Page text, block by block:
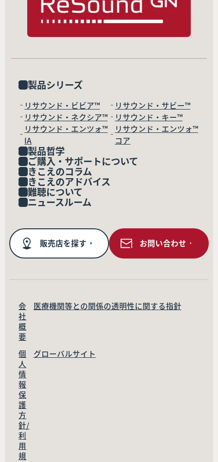
製品シリーズ
リサウンド・ビビア™
リサウンド・サビー™
リサウンド・ネクシア™
リサウンド・キー™
リサウンド・エンツォ™
IA
リサウンド・エンツォ™
コア
製品哲学
ご購入・サポートについて
きこえのコラム
きこえのアドバイス
難聴について
ニュースルーム
販売店を探す お問い合わせ
会
社
概
要
医療機関等との関係の透明性に関する指針
個
人
情
報
保
護
方
針/
利
用
規
グローバルサイト